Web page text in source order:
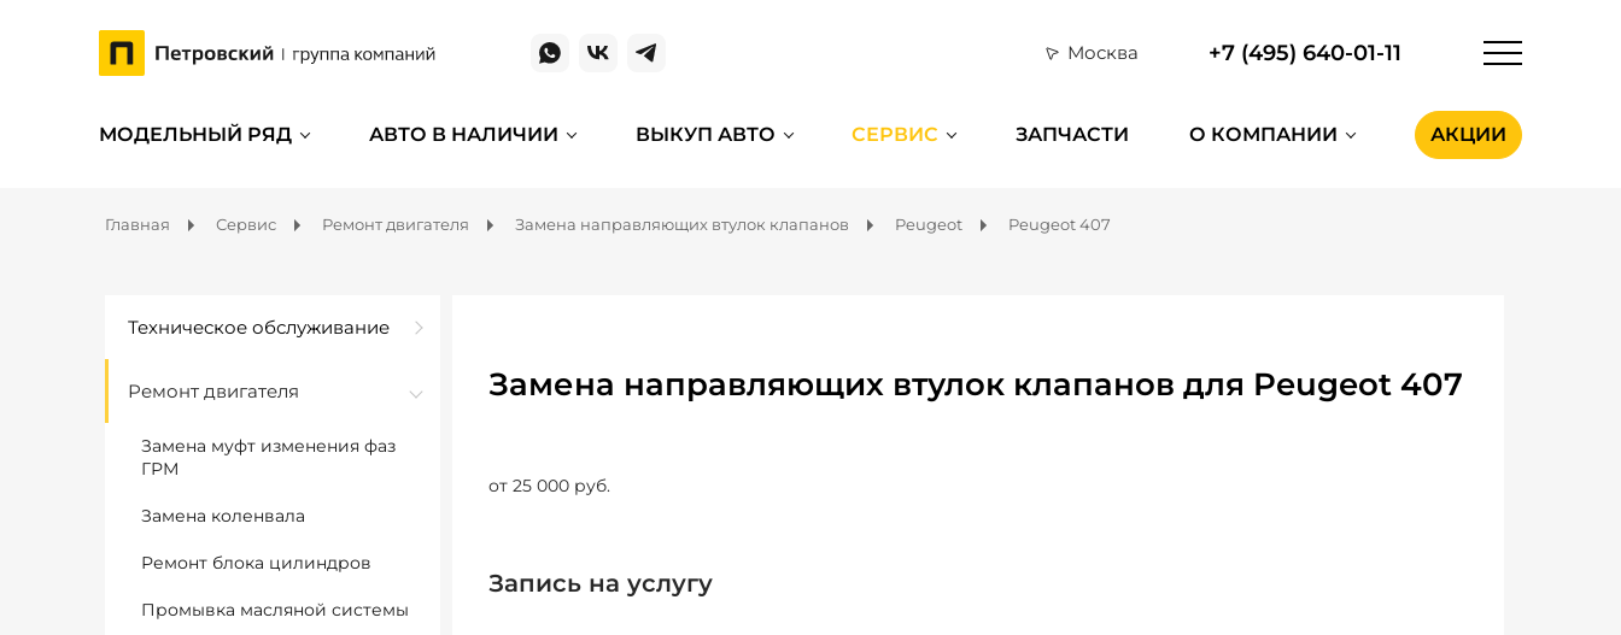
Москва +7 (495) 640-01-11
МОДЕЛЬНЫЙ РЯД АВТО В НАЛИЧИИ ВЫКУП АВТО СЕРВИС ЗАПЧАСТИ О КОМПАНИИ АКЦИИ
Главная Сервис Ремонт двигателя Замена направляющих втулок клапанов Peugeot Peugeot 407
Техническое обслуживание
Ремонт двигателя
Замена муфт изменения фаз
ГРМ
Замена коленвала
Ремонт блока цилиндров
Промывка масляной системы
Замена направляющих втулок клапанов для Peugeot 407
от 25 000 руб.
Запись на услугу